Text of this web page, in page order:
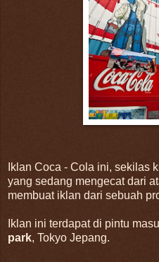
Iklan Coca - Cola ini, sekilas
yang sedang mengecat dari
membuat iklan dari sebuah
Iklan ini terdapat di pintu
park, Tokyo Jepang.